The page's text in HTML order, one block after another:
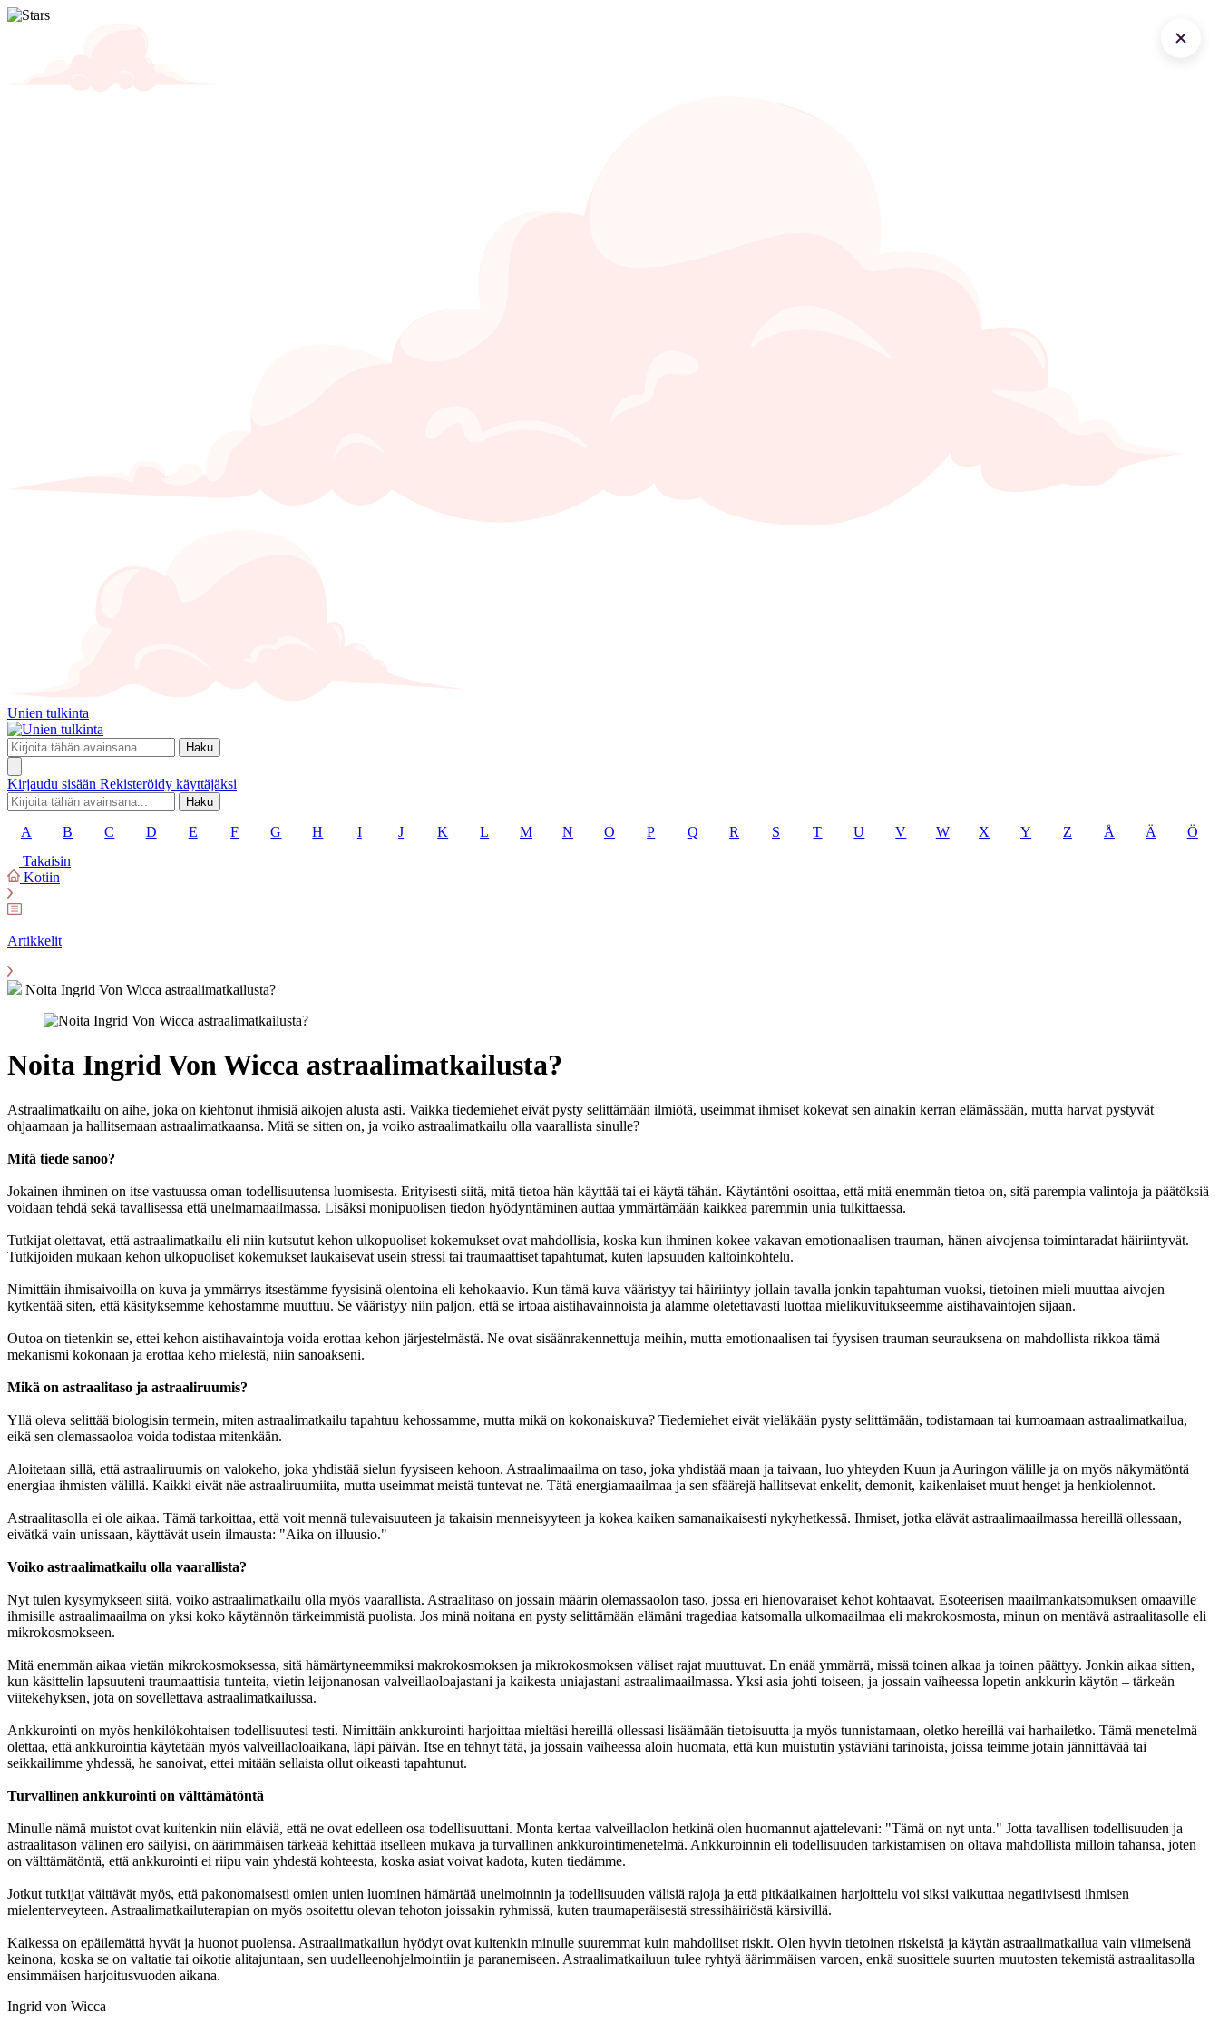
Unien tulkinta
Haku
Kirjaudu sisään Rekisteröidy käyttäjäksi
Haku
A B C D E F G H I J K L M N O P Q R S T U V W X Y Z Å Ä
Ö
Takaisin
Kotiin
Artikkelit
Noita Ingrid Von Wicca astraalimatkailusta?
Noita Ingrid Von Wicca astraalimatkailusta?
Astraalimatkailu on aihe, joka on kiehtonut ihmisiä aikojen alusta asti. Vaikka tiedemiehet eivät pysty selittämään ilmiötä, useimmat ihmiset kokevat sen ainakin kerran elämässään, mutta harvat pystyvät
ohjaamaan ja hallitsemaan astraalimatkaansa. Mitä se sitten on, ja voiko astraalimatkailu olla vaarallista sinulle?
Mitä tiede sanoo?
Jokainen ihminen on itse vastuussa oman todellisuutensa luomisesta. Erityisesti siitä, mitä tietoa hän käyttää tai ei käytä tähän. Käytäntöni osoittaa, että mitä enemmän tietoa on, sitä parempia valintoja ja päätöksiä
voidaan tehdä sekä tavallisessa että unelmamaailmassa. Lisäksi monipuolisen tiedon hyödyntäminen auttaa ymmärtämään kaikkea paremmin unia tulkittaessa.
Tutkijat olettavat, että astraalimatkailu eli niin kutsutut kehon ulkopuoliset kokemukset ovat mahdollisia, koska kun ihminen kokee vakavan emotionaalisen trauman, hänen aivojensa toimintaradat häiriintyvät.
Tutkijoiden mukaan kehon ulkopuoliset kokemukset laukaisevat usein stressi tai traumaattiset tapahtumat, kuten lapsuuden kaltoinkohtelu.
Nimittäin ihmisaivoilla on kuva ja ymmärrys itsestämme fyysisinä olentoina eli kehokaavio. Kun tämä kuva vääristyy tai häiriintyy jollain tavalla jonkin tapahtuman vuoksi, tietoinen mieli muuttaa aivojen
kytkentää siten, että käsityksemme kehostamme muuttuu. Se vääristyy niin paljon, että se irtoaa aistihavainnoista ja alamme oletettavasti luottaa mielikuvitukseemme aistihavaintojen sijaan.
Outoa on tietenkin se, ettei kehon aistihavaintoja voida erottaa kehon järjestelmästä. Ne ovat sisäänrakennettuja meihin, mutta emotionaalisen tai fyysisen trauman seurauksena on mahdollista rikkoa tämä
mekanismi kokonaan ja erottaa keho mielestä, niin sanoakseni.
Mikä on astraalitaso ja astraaliruumis?
Yllä oleva selittää biologisin termein, miten astraalimatkailu tapahtuu kehossamme, mutta mikä on kokonaiskuva? Tiedemiehet eivät vieläkään pysty selittämään, todistamaan tai kumoamaan astraalimatkailua,
eikä sen olemassaoloa voida todistaa mitenkään.
Aloitetaan sillä, että astraaliruumis on valokeho, joka yhdistää sielun fyysiseen kehoon. Astraalimaailma on taso, joka yhdistää maan ja taivaan, luo yhteyden Kuun ja Auringon välille ja on myös näkymätöntä
energiaa ihmisten välillä. Kaikki eivät näe astraaliruumiita, mutta useimmat meistä tuntevat ne. Tätä energiamaailmaa ja sen sfäärejä hallitsevat enkelit, demonit, kaikenlaiset muut henget ja henkiolennot.
Astraalitasolla ei ole aikaa. Tämä tarkoittaa, että voit mennä tulevaisuuteen ja takaisin menneisyyteen ja kokea kaiken samanaikaisesti nykyhetkessä. Ihmiset, jotka elävät astraalimaailmassa hereillä ollessaan,
eivätkä vain unissaan, käyttävät usein ilmausta: "Aika on illuusio."
Voiko astraalimatkailu olla vaarallista?
Nyt tulen kysymykseen siitä, voiko astraalimatkailu olla myös vaarallista. Astraalitaso on jossain määrin olemassaolon taso, jossa eri hienovaraiset kehot kohtaavat. Esoteerisen maailmankatsomuksen omaaville
ihmisille astraalimaailma on yksi koko käytännön tärkeimmistä puolista. Jos minä noitana en pysty selittämään elämäni tragediaa katsomalla ulkomaailmaa eli makrokosmosta, minun on mentävä astraalitasolle eli
mikrokosmokseen.
Mitä enemmän aikaa vietän mikrokosmoksessa, sitä hämärtyneemmiksi makrokosmoksen ja mikrokosmoksen väliset rajat muuttuvat. En enää ymmärrä, missä toinen alkaa ja toinen päättyy. Jonkin aikaa sitten,
kun käsittelin lapsuuteni traumaattisia tunteita, vietin leijonanosan valveillaoloajastani ja kaikesta uniajastani astraalimaailmassa. Yksi asia johti toiseen, ja jossain vaiheessa lopetin ankkurin käytön – tärkeän
viitekehyksen, jota on sovellettava astraalimatkailussa.
Ankkurointi on myös henkilökohtaisen todellisuutesi testi. Nimittäin ankkurointi harjoittaa mieltäsi hereillä ollessasi lisäämään tietoisuutta ja myös tunnistamaan, oletko hereillä vai harhailetko. Tämä menetelmä
olettaa, että ankkurointia käytetään myös valveillaoloaikana, läpi päivän. Itse en tehnyt tätä, ja jossain vaiheessa aloin huomata, että kun muistutin ystäviäni tarinoista, joissa teimme jotain jännittävää tai
seikkailimme yhdessä, he sanoivat, ettei mitään sellaista ollut oikeasti tapahtunut.
Turvallinen ankkurointi on välttämätöntä
Minulle nämä muistot ovat kuitenkin niin eläviä, että ne ovat edelleen osa todellisuuttani. Monta kertaa valveillaolon hetkinä olen huomannut ajattelevani: "Tämä on nyt unta." Jotta tavallisen todellisuuden ja
astraalitason välinen ero säilyisi, on äärimmäisen tärkeää kehittää itselleen mukava ja turvallinen ankkurointimenetelmä. Ankkuroinnin eli todellisuuden tarkistamisen on oltava mahdollista milloin tahansa, joten
on välttämätöntä, että ankkurointi ei riipu vain yhdestä kohteesta, koska asiat voivat kadota, kuten tiedämme.
Jotkut tutkijat väittävät myös, että pakonomaisesti omien unien luominen hämärtää unelmoinnin ja todellisuuden välisiä rajoja ja että pitkäaikainen harjoittelu voi siksi vaikuttaa negatiivisesti ihmisen
mielenterveyteen. Astraalimatkailuterapian on myös osoitettu olevan tehoton joissakin ryhmissä, kuten traumaperäisestä stressihäiriöstä kärsivillä.
Kaikessa on epäilemättä hyvät ja huonot puolensa. Astraalimatkailun hyödyt ovat kuitenkin minulle suuremmat kuin mahdolliset riskit. Olen hyvin tietoinen riskeistä ja käytän astraalimatkailua vain viimeisenä
keinona, koska se on valtatie tai oikotie alitajuntaan, sen uudelleenohjelmointiin ja paranemiseen. Astraalimatkailuun tulee ryhtyä äärimmäisen varoen, enkä suosittele suurten muutosten tekemistä astraalitasolla
ensimmäisen harjoitusvuoden aikana.
Ingrid von Wicca